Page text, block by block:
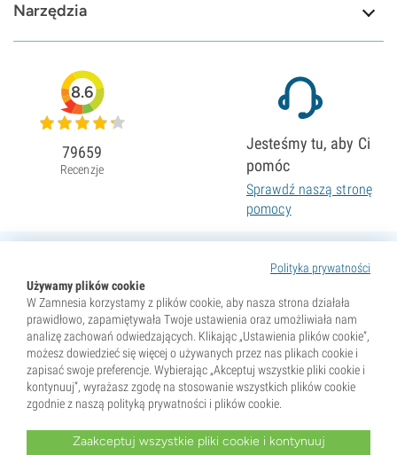
Narzędzia
Polityka prywatności
Używamy plików cookie
W Zamnesia korzystamy z plików cookie, aby nasza strona działała
prawidłowo, zapamiętywała Twoje ustawienia oraz umożliwiała nam
analizę zachowań odwiedzających. Klikając „Ustawienia plików cookie”,
możesz dowiedzieć się więcej o używanych przez nas plikach cookie i
zapisać swoje preferencje. Wybierając „Akceptuj wszystkie pliki cookie i
kontynuuj”, wyrażasz zgodę na stosowanie wszystkich plików cookie
zgodnie z naszą polityką prywatności i plików cookie.
Zaakceptuj wszystkie pliki cookie i kontynuuj
8.6
79659
Recenzje
Jesteśmy tu, aby Ci
pomóc
Sprawdź naszą stronę
pomocy
* Nasiona są sprzedawane wyłącznie jako pamiątki. Kiełkowanie nasion jest nielegalne w wielu krajach.